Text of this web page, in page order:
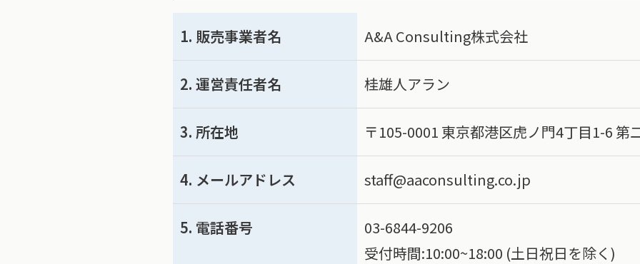
1. 販売事業者名 A&A Consulting株式会社
2. 運営責任者名 桂雄人アラン
3. 所在地 〒105-0001 東京都港区虎ノ門4丁目1-6 第
4. メールアドレス staff@aaconsulting.co.jp
5. 電話番号
03-6844-9206
受付時間:10:00~18:00 (土日祝日を除く)